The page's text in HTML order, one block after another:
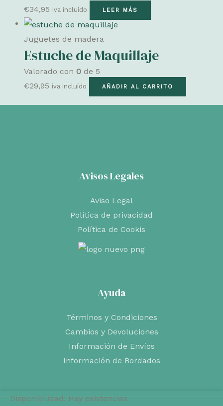
€34,95 iva incluído LEER MÁS
Juguetes de madera
Estuche de Maquillaje
Valorado con 0 de 5
€29,95 iva incluído AÑADIR AL CARRITO
Avisos Legales
Aviso Legal
Política de privacidad
Política de Cookis
Ayuda
Términos y Condiciones
Cambios y Devoluciones
Información de Envíos
Información de Bordados
Disponibilidad: Hay existencias